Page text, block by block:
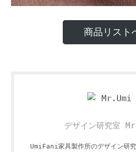
商品リスト
デザイン研究室
UmiFani家具製作所のデザイン研